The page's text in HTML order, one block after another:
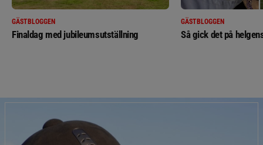
GÄSTBLOGGEN
Finaldag med jubileumsutställning
GÄSTBLOGGEN
Så gick det på